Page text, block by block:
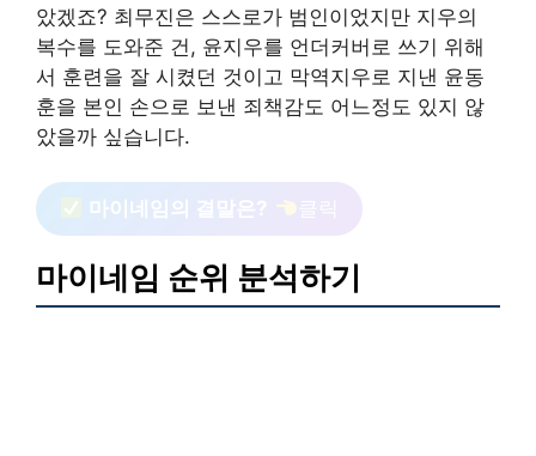
았겠죠? 최무진은 스스로가 범인이었지만 지우의
복수를 도와준 건, 윤지우를 언더커버로 쓰기 위해
서 훈련을 잘 시켰던 것이고 막역지우로 지낸 윤동
훈을 본인 손으로 보낸 죄책감도 어느정도 있지 않
았을까 싶습니다.
마이네임의 결말은?
마이네임 순위 분석하기